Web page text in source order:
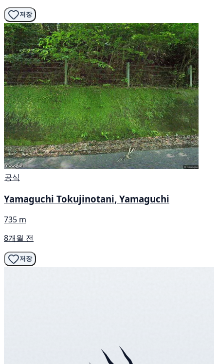
저장
공식
Yamaguchi Tokujinotani, Yamaguchi
735 m
8개월 전
저장